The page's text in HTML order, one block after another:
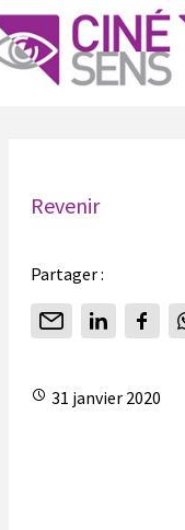
Revenir
Partager :
31 janvier 2020